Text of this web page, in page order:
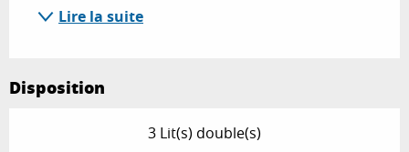
Lire la suite
Disposition
3 Lit(s) double(s)